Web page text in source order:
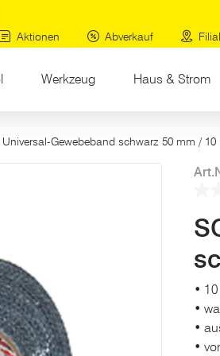
Aktionen
Abverkauf
Werkzeug Haus & Strom
Universal-Gewebeband schwarz 50 mm / 10
Link
auf
Seite.
•
•
•
•